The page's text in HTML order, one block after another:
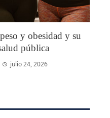
y obesidad y su
pública
julio 24, 2026